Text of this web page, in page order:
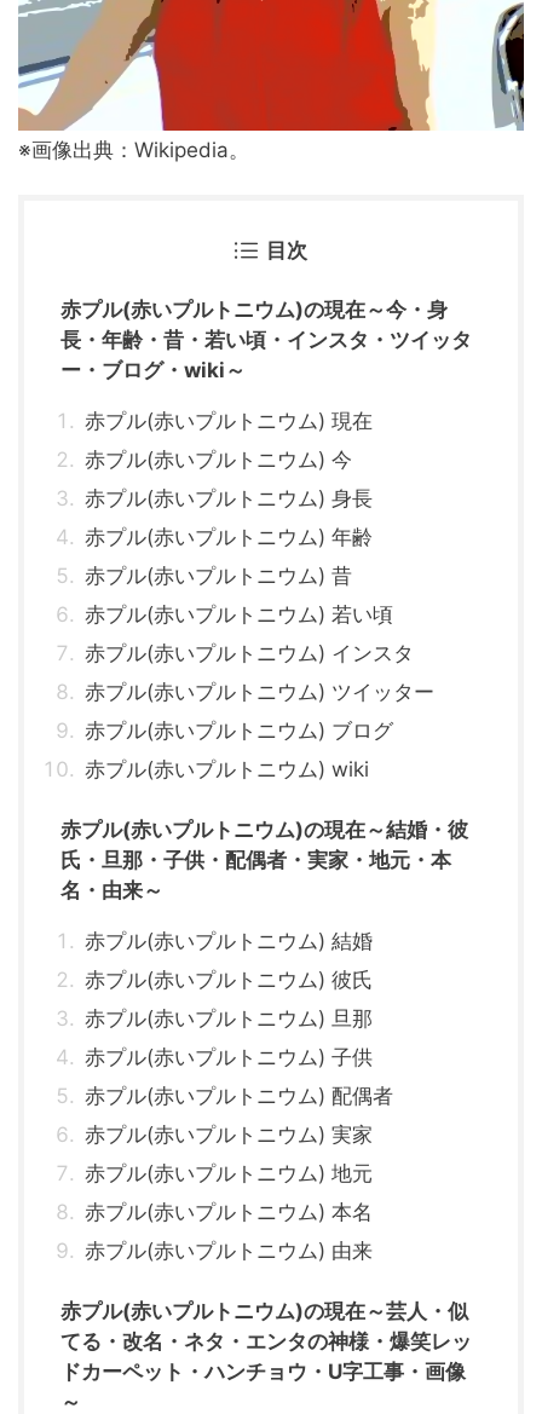
※画像出典：Wikipedia。
目次
赤プル(赤いプルトニウム)の現在～今・身
長・年齢・昔・若い頃・インスタ・ツイッタ
ー・ブログ・wiki～
赤プル(赤いプルトニウム) 現在
赤プル(赤いプルトニウム) 今
赤プル(赤いプルトニウム) 身長
赤プル(赤いプルトニウム) 年齢
赤プル(赤いプルトニウム) 昔
赤プル(赤いプルトニウム) 若い頃
赤プル(赤いプルトニウム) インスタ
赤プル(赤いプルトニウム) ツイッター
赤プル(赤いプルトニウム) ブログ
赤プル(赤いプルトニウム) wiki
赤プル(赤いプルトニウム)の現在～結婚・彼
氏・旦那・子供・配偶者・実家・地元・本
名・由来～
赤プル(赤いプルトニウム) 結婚
赤プル(赤いプルトニウム) 彼氏
赤プル(赤いプルトニウム) 旦那
赤プル(赤いプルトニウム) 子供
赤プル(赤いプルトニウム) 配偶者
赤プル(赤いプルトニウム) 実家
赤プル(赤いプルトニウム) 地元
赤プル(赤いプルトニウム) 本名
赤プル(赤いプルトニウム) 由来
赤プル(赤いプルトニウム)の現在～芸人・似
てる・改名・ネタ・エンタの神様・爆笑レッ
ドカーペット・ハンチョウ・U字工事・画像
～